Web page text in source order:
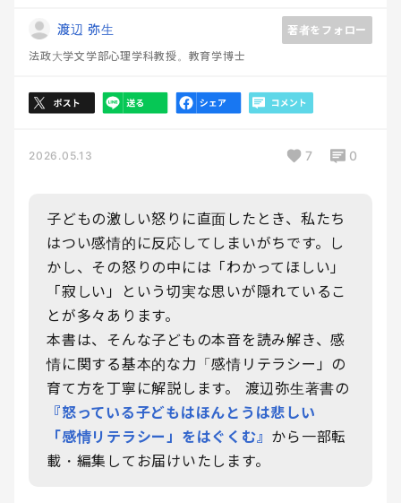
渡辺 弥生
著者をフォロー
法政大学文学部心理学科教授。教育学博士
2026.05.13 7 0
子どもの激しい怒りに直面したとき、私たち
はつい感情的に反応してしまいがちです。し
かし、その怒りの中には「わかってほしい」
「寂しい」という切実な思いが隠れているこ
とが多々あります。
本書は、そんな子どもの本音を読み解き、感
情に関する基本的な力「感情リテラシー」の
育て方を丁寧に解説します。 渡辺弥生著書の
『怒っている子どもはほんとうは悲しい
「感情リテラシー」をはぐくむ』 から一部転
載・編集してお届けいたします。